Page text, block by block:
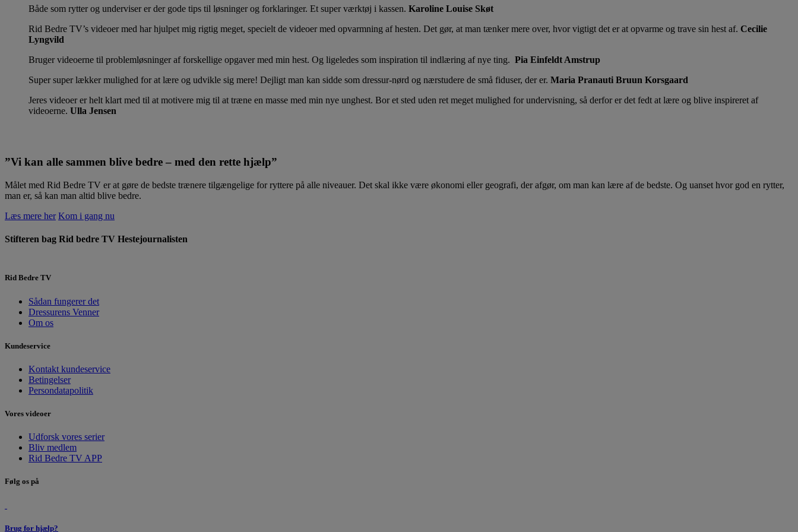
Både som rytter og underviser er der gode tips til løsninger og forklaringer. Et super værktøj i kassen. Karoline Louise Skøt
Rid Bedre TV’s videoer med har hjulpet mig rigtig meget, specielt de videoer med opvarmning af hesten. Det gør, at man tænker mere over, hvor vigtigt det er at opvarme og trave sin hest af. Cecilie
Lyngvild
Bruger videoerne til problemløsninger af forskellige opgaver med min hest. Og ligeledes som inspiration til indlæring af nye ting. Pia Einfeldt Amstrup
Super super lækker mulighed for at lære og udvikle sig mere! Dejligt man kan sidde som dressur-nørd og nærstudere de små fiduser, der er. Maria Pranauti Bruun Korsgaard
Jeres videoer er helt klart med til at motivere mig til at træne en masse med min nye unghest. Bor et sted uden ret meget mulighed for undervisning, så derfor er det fedt at lære og blive inspireret af
videoerne. Ulla Jensen
”Vi kan alle sammen blive bedre – med den rette hjælp”
Målet med Rid Bedre TV er at gøre de bedste trænere tilgængelige for ryttere på alle niveauer. Det skal ikke være økonomi eller geografi, der afgør, om man kan lære af de bedste. Og uanset hvor god en rytter,
man er, så kan man altid blive bedre.
Læs mere her Kom i gang nu
Stifteren bag Rid bedre TV Hestejournalisten
Rid Bedre TV
Sådan fungerer det
Dressurens Venner
Om os
Kundeservice
Kontakt kundeservice
Betingelser
Persondatapolitik
Vores videoer
Udforsk vores serier
Bliv medlem
Rid Bedre TV APP
Følg os på
Brug for hjælp?